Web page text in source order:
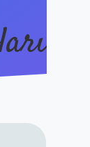
ilbet canlı maç